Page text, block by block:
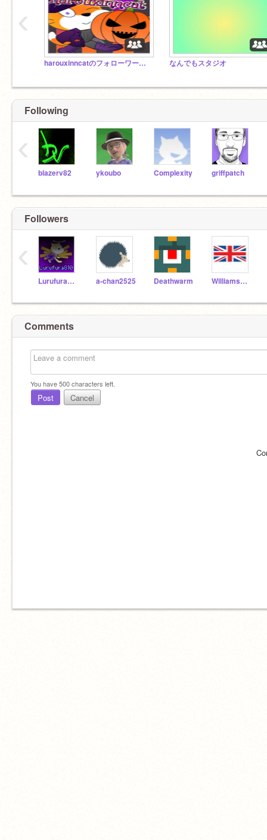
harouxinncatのフォローワー又はスク友・リア友様専用スタジオ なんでもスタジオ
‹
Following
blazerv82 ykoubo Complexity griffpatch
‹
Followers
Lurufura810 a-chan2525 Deathwarm WilliamsO549
‹
Comments
You have500characters left.
Post Cancel